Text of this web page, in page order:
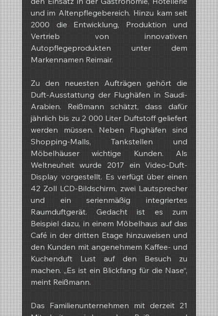
und im Altenpflegebereich. Hinzu kam seit
2000 die Entwicklung, Produktion und
Vertrieb von innovativen
Autopflegeprodukten unter dem
Markennamen Reimair.
Zu den neuesten Aufträgen gehört die
Duft-Ausstattung der Flughäfen in Saudi-
Arabien. Reißmann schätzt, dass dafür
jährlich bis zu 2 000 Liter Duftstoff geliefert
werden müssen. Neben Flughäfen sind
Shopping-Malls, Tankstellen und
Möbelhäuser wichtige Kunden. Als
Weltneuheit wurde 2017 ein Video-Duft-
Display vorgestellt. Es verfügt über einen
42 Zoll LCD-Bildschirm, zwei Lautsprecher
und ein serienmäßig integriertes
Raumduftgerät. Gedacht ist es zum
Beispiel dazu, in einem Möbelhaus auf das
Café in der dritten Etage hinzuweisen und
den Kunden mit angenehmem Kaffee- und
Kuchenduft Lust auf den Besuch zu
machen. „Es ist ein Blickfang für die Nase“,
meint Reißmann.
Das Familienunternehmen mit derzeit 21